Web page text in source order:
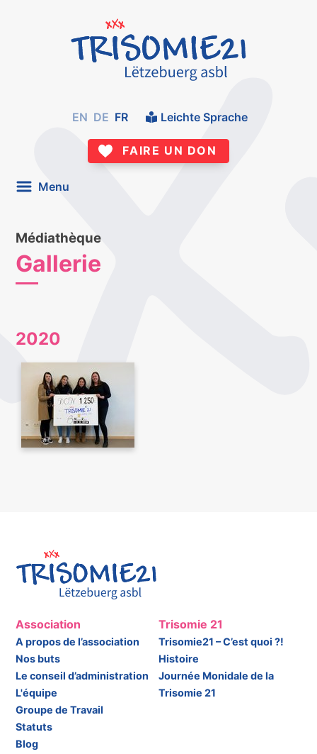
EN DE FR Leichte Sprache
FAIRE UN DON
Menu
Médiathèque
Gallerie
2020
Association
A propos de l’association
Nos buts
Le conseil d’administration
L'équipe
Groupe de Travail
Statuts
Blog
Trisomie 21
Trisomie21 – C’est quoi ?!
Histoire
Journée Monidale de la
Trisomie 21